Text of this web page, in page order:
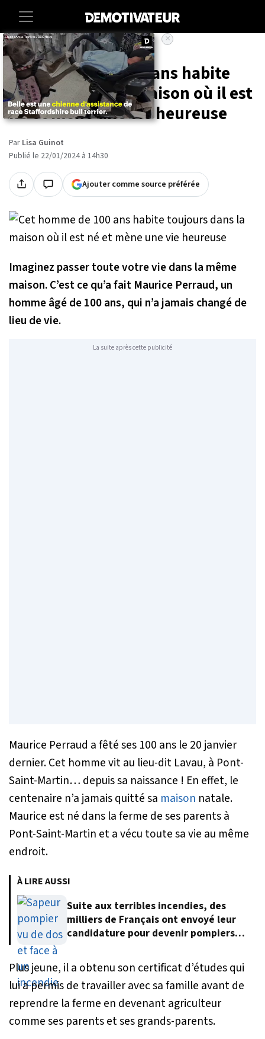
Accueil Societe Lifestyle
Cet homme de 100 ans habite
toujours dans la maison où il est
né et mène une vie heureuse
Par Lisa Guinot
Publié le 22/01/2024 à 14h30
Ajouter comme source préférée
Imaginez passer toute votre vie dans la même
maison. C’est ce qu’a fait Maurice Perraud, un
homme âgé de 100 ans, qui n’a jamais changé de
lieu de vie.
La suite après cette publicité
Maurice Perraud a fêté ses 100 ans le 20 janvier
dernier. Cet homme vit au lieu-dit Lavau, à Pont-
Saint-Martin… depuis sa naissance ! En effet, le
centenaire n’a jamais quitté sa maison natale.
Maurice est né dans la ferme de ses parents à
Pont-Saint-Martin et a vécu toute sa vie au même
endroit.
À LIRE AUSSI
Suite aux terribles incendies, des
milliers de Français ont envoyé leur
candidature pour devenir pompiers
Plus jeune, il a obtenu son certificat d’études qui
lui a permis de travailler avec sa famille avant de
reprendre la ferme en devenant agriculteur
comme ses parents et ses grands-parents.
×